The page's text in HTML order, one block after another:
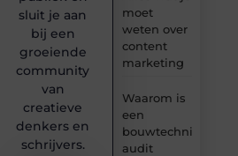
moet
weten over
content
marketing
Waarom is
een
bouwtechnische
audit
sluit je aan
bij een
groeiende
community
van
creatieve
denkers en
schrijvers.